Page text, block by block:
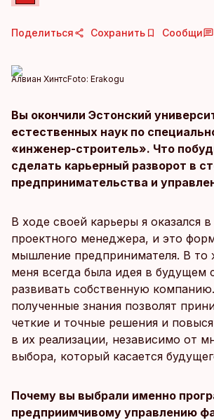
Поделиться Сохранить Сообщи
Алвиан ХинтсFoto: Erakogu
Вы окончили Эстонский
естественных наук по
«инженер-строитель». Что
сделать карьерный разворот в
предпринимательства и
В ходе своей карьеры я оказался
проектного менеджера, и это
мышление предпринимателя. В то
меня всегда была идея в будущем
развивать собственную
полученные знания позволят
четкие и точные решения и
в их реализации, независимо от
выбора, который касается
Почему вы выбрали именно
предприимчивому управлению